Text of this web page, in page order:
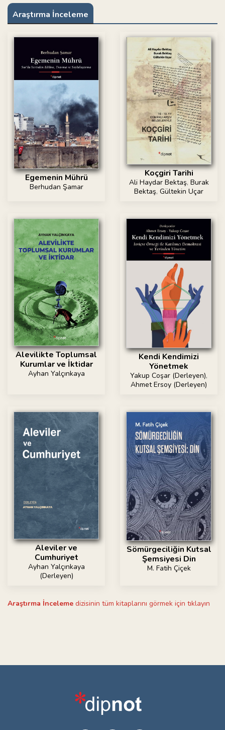
Araştırma İnceleme
Egemenin Mührü
Berhudan Şamar
Koçgiri Tarihi
Ali Haydar Bektaş, Burak
Bektaş, Gültekin Uçar
Alevilikte Toplumsal
Kurumlar ve İktidar
Ayhan Yalçınkaya
Kendi Kendimizi
Yönetmek
Yakup Coşar (Derleyen),
Ahmet Ersoy (Derleyen)
Aleviler ve
Cumhuriyet
Ayhan Yalçınkaya
(Derleyen)
Sömürgeciliğin Kutsal
Şemsiyesi Din
M. Fatih Çiçek
Araştırma İnceleme dizisinin tüm kitaplarını görmek için tıklayın